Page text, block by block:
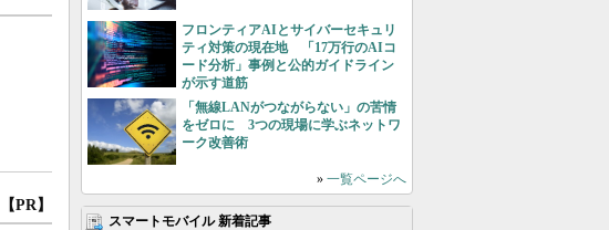
【PR】
フロンティアAIとサイバーセキュリ
ティ対策の現在地 「17万行のAIコ
ード分析」事例と公的ガイドライン
が示す道筋
「無線LANがつながらない」の苦情
をゼロに 3つの現場に学ぶネットワ
ーク改善術
» 一覧ページへ
スマートモバイル 新着記事